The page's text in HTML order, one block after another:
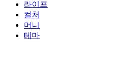
라이프
컬처
머니
테마